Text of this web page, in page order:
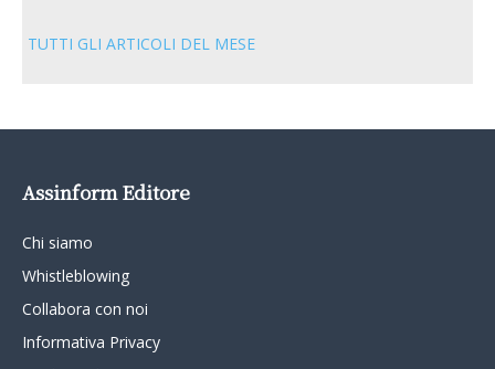
TUTTI GLI ARTICOLI DEL MESE
Assinform Editore
Chi siamo
Whistleblowing
Collabora con noi
Informativa Privacy